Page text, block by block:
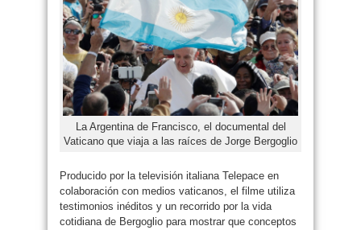
La Argentina de Francisco, el documental del
Vaticano que viaja a las raíces de Jorge Bergoglio
Producido por la televisión italiana Telepace en
colaboración con medios vaticanos, el filme utiliza
testimonios inéditos y un recorrido por la vida
cotidiana de Bergoglio para mostrar que conceptos